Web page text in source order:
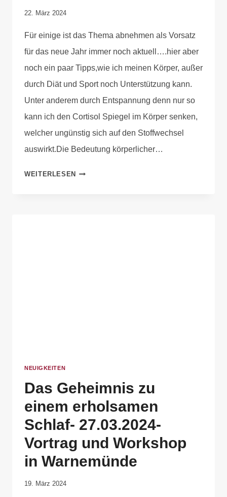
Von
Plotz
22. März 2024
Für einige ist das Thema abnehmen als Vorsatz
für das neue Jahr immer noch aktuell….hier aber
noch ein paar Tipps,wie ich meinen Körper, außer
durch Diät und Sport noch Unterstützung kann.
Unter anderem durch Entspannung denn nur so
kann ich den Cortisol Spiegel im Körper senken,
welcher ungünstig sich auf den Stoffwechsel
auswirkt.Die Bedeutung körperlicher…
WEITERLESEN
NEUIGKEITEN
Das Geheimnis zu
einem erholsamen
Schlaf- 27.03.2024-
Vortrag und Workshop
in Warnemünde
Von
19. März 2024